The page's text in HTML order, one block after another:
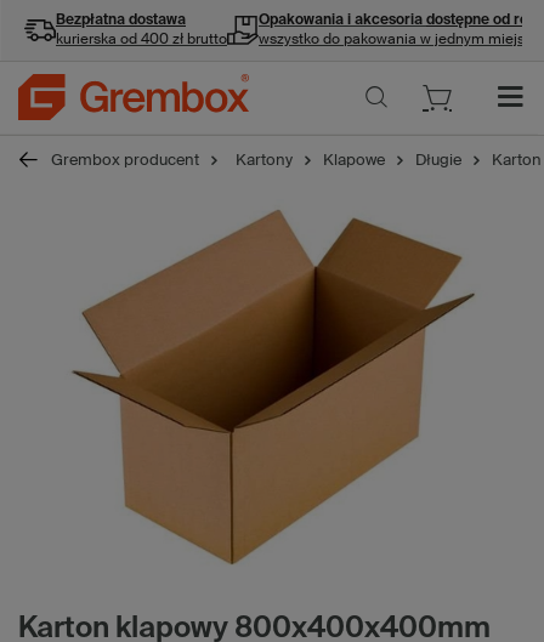
Bezpłatna dostawa
kurierska od 400 zł brutto
Opakowania i akcesoria dostępne od ręki
wszystko do pakowania w jednym miejscu
Grembox producent Kartony Klapowe Długie
Karton klapowy 800x400x400mm